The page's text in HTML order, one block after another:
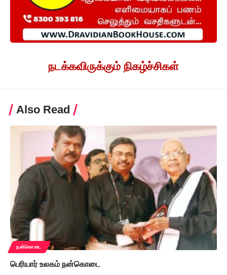
நடக்கவிருக்கும் நிகழ்ச்சிகள்
Also Read
நன்கொடை
பெரியார் உலகம் நன்கொடை